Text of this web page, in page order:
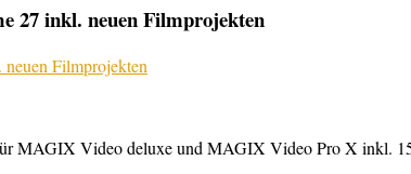
27 inkl. neuen Filmprojekten
MAGIX Video deluxe und MAGIX Video Pro X inkl. 15